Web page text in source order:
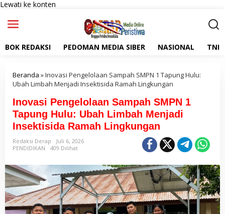
Lewati ke konten
BOK REDAKSI PEDOMAN MEDIA SIBER NASIONAL TNI
Beranda »Inovasi Pengelolaan Sampah SMPN 1 Tapung Hulu:
Ubah Limbah Menjadi Insektisida Ramah Lingkungan
Inovasi Pengelolaan Sampah SMPN 1
Tapung Hulu: Ubah Limbah Menjadi
Insektisida Ramah Lingkungan
Redaksi Derap
Juli 6, 2026
PENDIDIKAN
409 Dilihat